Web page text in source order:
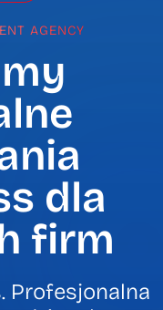
AGENCY
dla
firm
Profesjonalna